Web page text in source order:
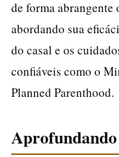
de forma abrangente
abordando sua
do casal e os
confiáveis como o
Planned Parenthood.